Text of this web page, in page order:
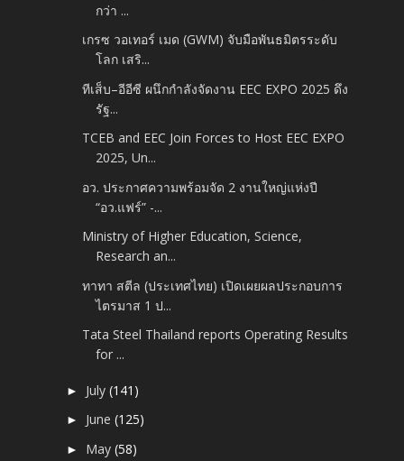
กว่า ...
เกรซ วอเทอร์ เมด (GWM) จับมือพันธมิตรระดับ
โลก เสริ...
ทีเส็บ–อีอีซี ผนึกกำลังจัดงาน EEC EXPO 2025 ดึง
รัฐ...
TCEB and EEC Join Forces to Host EEC EXPO
2025, Un...
อว. ประกาศความพร้อมจัด 2 งานใหญ่แห่งปี
“อว.แฟร์” -...
Ministry of Higher Education, Science,
Research an...
ทาทา สตีล (ประเทศไทย) เปิดเผยผลประกอบการ
ไตรมาส 1 ป...
Tata Steel Thailand reports Operating Results
for ...
► July(141)
► June(125)
► May(58)